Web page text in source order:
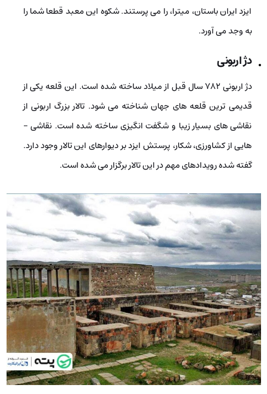
ایزد ایران باستان، میترا، را می ­پرستند. شکوه این معبد قطعا شما را
به وجد می ­آورد.
دژ اربونی
دژ اربونی ۷۸۲ سال قبل از میلاد ساخته شده است. این قلعه یکی از
قدیمی­ ترین قلعه­ های جهان شناخته می‌ شود. تالار بزرگ اربونی از
نقاشی­ های بسیار زیبا و شگفت­ انگیزی ساخته شده است. نقاشی ­
هایی از کشاورزی، شکار، پرستش ایزد بر دیوارهای این تالار وجود دارد.
گفته شده رویدادهای مهم در این تالار برگزار می­ شده است.